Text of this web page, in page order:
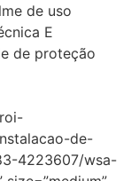
de uso
E
de proteção
de-
4223607/wsa-